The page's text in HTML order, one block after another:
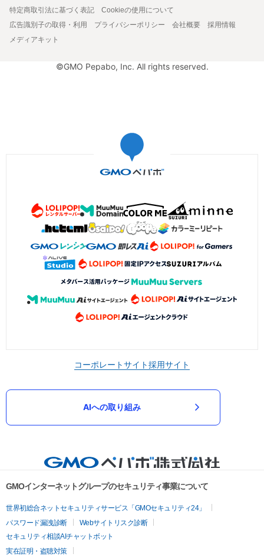
特定商取引法に基づく表記
Cookieの使用について
広告識別子の取得・利用
プライバシーポリシー 会社概要
採用情報
メディアキット
©GMO Pepabo, Inc. All rights reserved.
コーポレートサイト採用サイト
AIへの取り組み
GMOインターネットグループのセキュリティ事業について
世界初総合ネットセキュリティサービス「GMOセキュリティ24」
パスワード漏洩診断
Webサイトリスク診断
セキュリティ相談AIチャットボット
実在証明・盗聴対策